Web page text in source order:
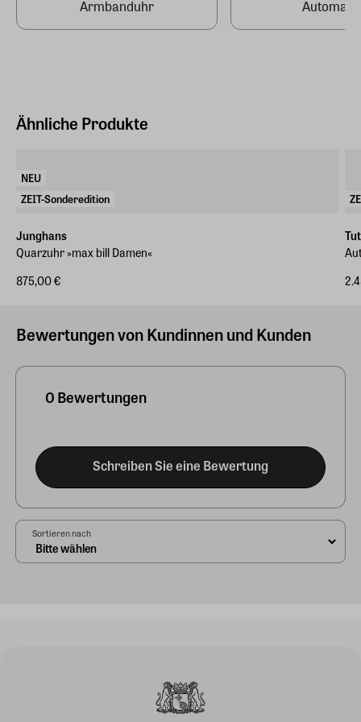
Armbandart
https://tutima.com/de/kontakt/
Armbanduhr
Automatik
Ähnliche Produkte
NEU
ZEIT-Sonderedition
Junghans
Quarzuhr »max bill Damen«
875,00 €
Bewertungen von Kundinnen und Kunden
0 Bewertungen
Schreiben Sie eine Bewertung
Sortieren nach